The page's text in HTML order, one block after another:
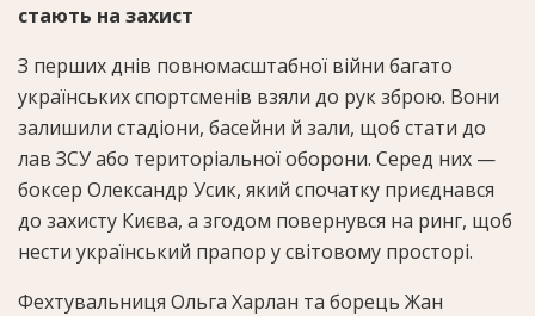
стають на захист
З перших днів повномасштабної війни багато
українських спортсменів взяли до рук зброю. Вони
залишили стадіони, басейни й зали, щоб стати до
лав ЗСУ або територіальної оборони. Серед них —
боксер Олександр Усик, який спочатку приєднався
до захисту Києва, а згодом повернувся на ринг, щоб
нести український прапор у світовому просторі.
Фехтувальниця Ольга Харлан та борець Жан